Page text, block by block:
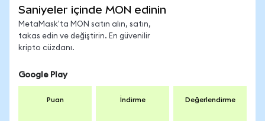
Saniyeler içinde MON edinin
MetaMask'ta MON satın alın, satın,
takas edin ve değiştirin. En güvenilir
kripto cüzdanı.
Google Play
Puan İndirme Değerlendirme